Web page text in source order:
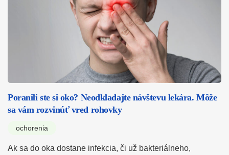
Poranili ste si oko? Neodkladajte návštevu lekára. Môže
sa vám rozvinúť vred rohovky
ochorenia
Ak sa do oka dostane infekcia, či už bakteriálneho,